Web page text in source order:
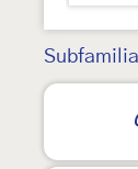
Subfamilia